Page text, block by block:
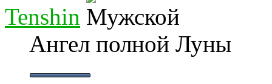
Tenshin
Ангел полной Луны